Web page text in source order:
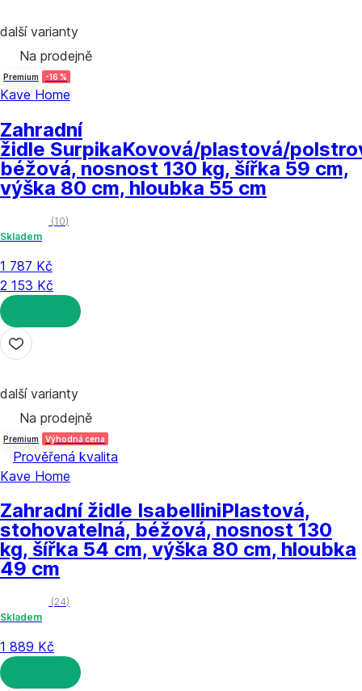
další varianty
Na prodejně
Premium -16 %
Kave Home
Zahradní
židle SurpikaKovová/plastová/
béžová, nosnost 130 kg, šířka 59 cm,
výška 80 cm, hloubka 55 cm
(10)
Skladem
1 787 Kč
2 153 Kč
DO KOŠÍKU
další varianty
Na prodejně
Premium Výhodná cena
Prověřená kvalita
Kave Home
Zahradní židle IsabelliniPlastová,
stohovatelná, béžová, nosnost 130
kg, šířka 54 cm, výška 80 cm, hloubka
49 cm
(24)
Skladem
1 889 Kč